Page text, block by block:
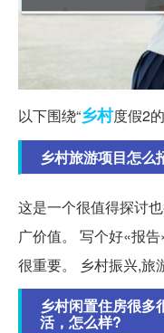
以下围绕“乡村度假2
乡村旅游项目怎么
这是一个很值得探讨
广价值。 写个好«报
很重要。 乡村振兴,旅
乡村闲置住房很多
活，怎么样?